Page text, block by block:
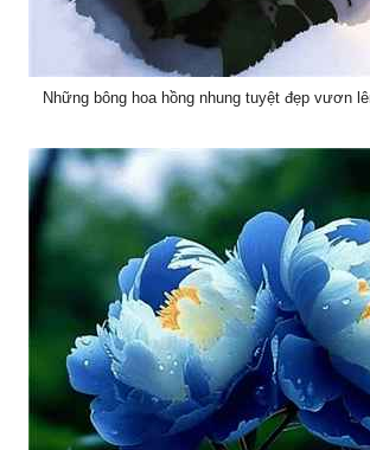
Những bông hoa hồng nhung tuyệt đẹp vươn